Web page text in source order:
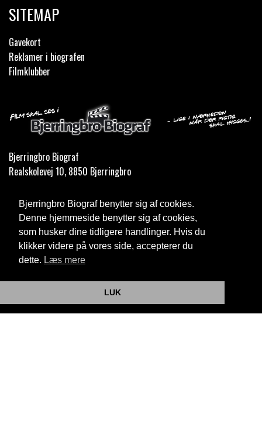
Bjerringbro Biograf benytter sig af cookies.
Denne hjemmeside benytter sig af cookies,
som husker dine tidligere handlinger. Hvis du
klikker videre på vores side, accepterer du
dette. Læs mere
LUK
SITEMAP
Gavekort
Reklamer i biografen
Filmklubber
Bjerringbro Biograf
Realskolevej 10, 8850 Bjerringbro
Telefon:35 11 59 59
Email: info@bjerringbrobiograf.dk
Cookie- og privatlivspolitik